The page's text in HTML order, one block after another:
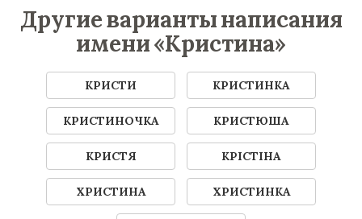
Другие варианты написания
имени «Кристина»
КРИСТИ КРИСТИНКА
КРИСТИНОЧКА КРИСТЮША
КРИСТЯ КРІСТІНА
ХРИСТИНА ХРИСТИНКА